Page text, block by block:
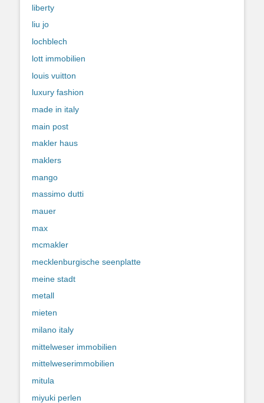
liberty
liu jo
lochblech
lott immobilien
louis vuitton
luxury fashion
made in italy
main post
makler haus
maklers
mango
massimo dutti
mauer
max
mcmakler
mecklenburgische seenplatte
meine stadt
metall
mieten
milano italy
mittelweser immobilien
mittelweserimmobilien
mitula
miyuki perlen